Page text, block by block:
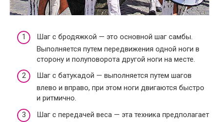
Шаг с бродяжкой — это основной шаг самбы.
Выполняется путем передвижения одной ноги в
сторону и полуповорота другой ноги на месте.
Шаг с батукадой — выполняется путем шагов
влево и вправо, при этом ноги двигаются быстро
и ритмично.
Шаг с передачей веса — эта техника предполагает